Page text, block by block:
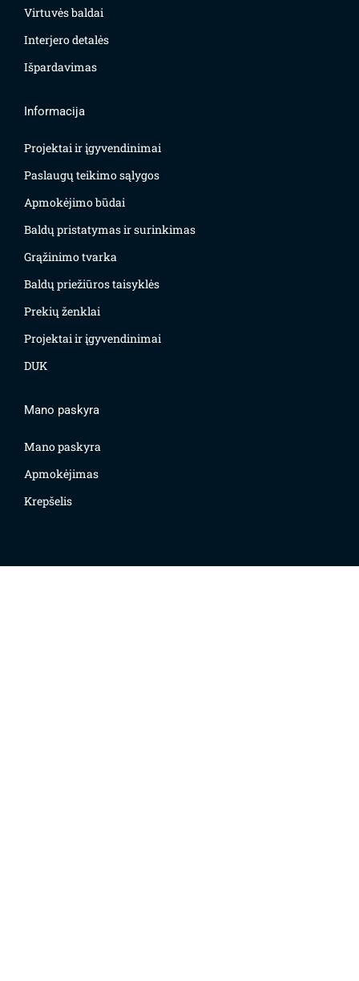
Virtuvės baldai
Interjero detalės
Išpardavimas
Informacija
Projektai ir įgyvendinimai
Paslaugų teikimo sąlygos
Apmokėjimo būdai
Baldų pristatymas ir surinkimas
Grąžinimo tvarka
Baldų priežiūros taisyklės
Prekių ženklai
Projektai ir įgyvendinimai
DUK
Mano paskyra
Mano paskyra
Apmokėjimas
Krepšelis